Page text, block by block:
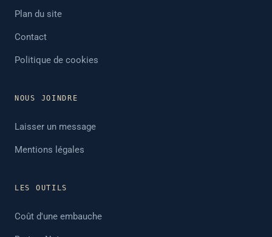
Plan du site
Contact
Politique de cookies
NOUS JOINDRE
Laisser un message
Mentions légales
LES OUTILS
Coût d'une embauche